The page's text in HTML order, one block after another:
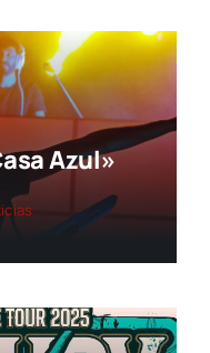
Azul»